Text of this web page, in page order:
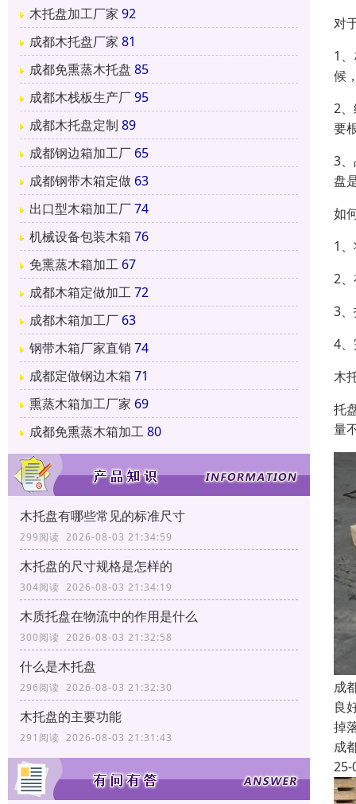
木托盘加工厂家 92
成都木托盘厂家 81
成都免熏蒸木托盘 85
成都木栈板生产厂95
成都木托盘定制 89
成都钢边箱加工厂 65
成都钢带木箱定做 63
出口型木箱加工厂74
机械设备包装木箱 76
免熏蒸木箱加工 67
成都木箱定做加工72
成都木箱加工厂 63
钢带木箱厂家直销 74
成都定做钢边木箱 71
熏蒸木箱加工厂家 69
成都免熏蒸木箱加工80
木托盘有哪些常见的标准尺寸
299阅读 2026-08-03 21:34:59
木托盘的尺寸规格是怎样的
304阅读 2026-08-03 21:34:19
木质托盘在物流中的作用是什么
300阅读 2026-08-03 21:32:58
什么是木托盘
296阅读 2026-08-03 21:32:30
木托盘的主要功能
291阅读 2026-08-03 21:31:43
对
1
候
2
要
3
盘
如
1
2
3
4
木
托
量
成
良
掉
成
25-